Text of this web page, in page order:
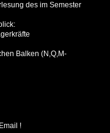
des im Semester
Balken (N,Q,M-
!